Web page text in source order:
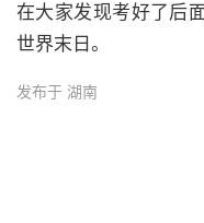
在大家发现考好了后
世界末日。 ​
发布于 湖南